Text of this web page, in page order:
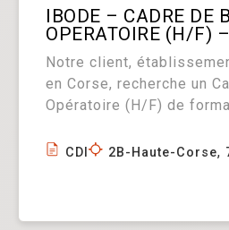
IBODE – CADRE DE
OPERATOIRE (H/F)
Notre client,
en Corse, recherche un
Opératoire (H/F) de
CDI 2B-Haute-Corse,